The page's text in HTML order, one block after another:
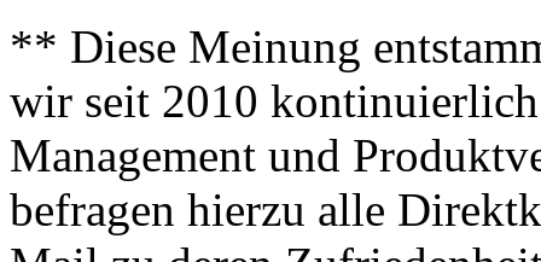
** Diese Meinung
wir seit 2010
Management und
befragen hierzu alle